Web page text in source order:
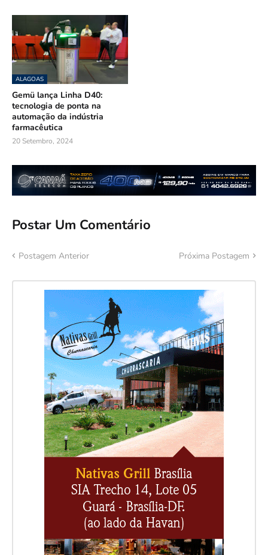
ALAGOAS
Gemü lança Linha D40:
tecnologia de ponta na
automação da indústria
farmacêutica
20 Setembro, 2024
Postar Um Comentário
Postagem Anterior Próxima Postagem